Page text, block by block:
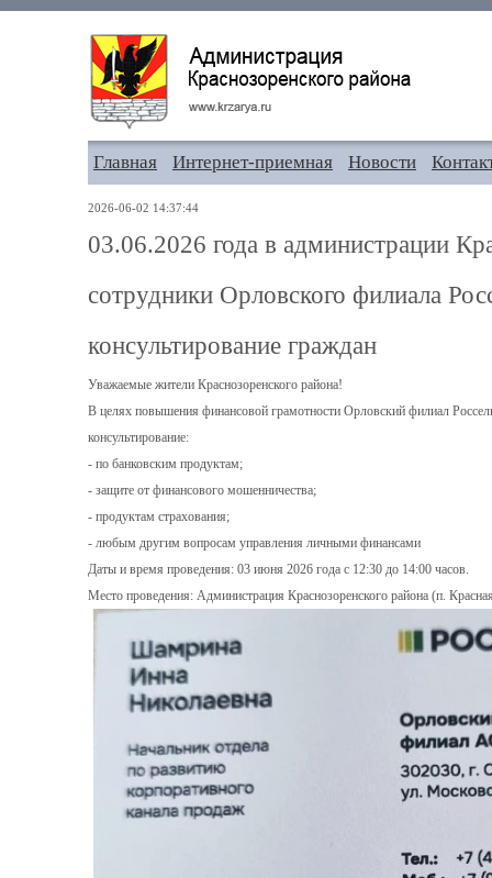
Главная Интернет-приемная Новости
2026-06-02 14:37:44
03.06.2026 года в администрации
сотрудники Орловского филиала
консультирование граждан
Уважаемые жители Краснозоренского района!
В целях повышения финансовой грамотности Орловский филиал
консультирование:
- по банковским продуктам;
- защите от финансового мошенничества;
- продуктам страхования;
- любым другим вопросам управления личными финансами
Даты и время проведения: 03 июня 2026 года с 12:30 до 14:00 часов.
Место проведения: Администрация Краснозоренского района (п.